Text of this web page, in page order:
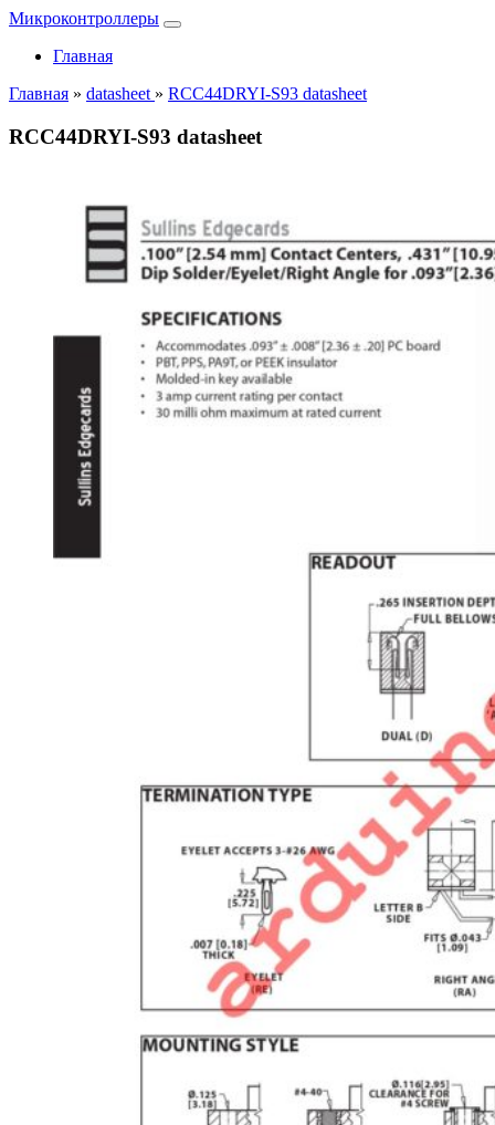
Микроконтроллеры
Главная
Главная » datasheet » RCC44DRYI-S93 datasheet
RCC44DRYI-S93 datasheet